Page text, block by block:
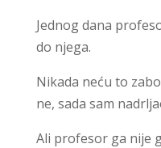
Jednog dana
do njega.
Nikada neću to
ne, sada sam
Ali profesor ga nije